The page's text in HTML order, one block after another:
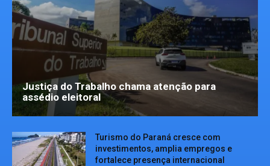
Justiça do Trabalho chama atenção para
assédio eleitoral
Turismo do Paraná cresce com
investimentos, amplia empregos e
fortalece presença internacional